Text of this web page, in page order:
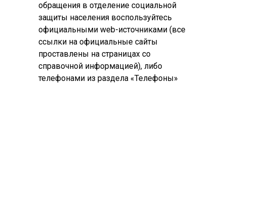
обращения в отделение социальной
защиты населения воспользуйтесь
официальными web-источниками (все
ссылки на официальные сайты
проставлены на страницах со
справочной информацией), либо
телефонами из раздела «Телефоны»